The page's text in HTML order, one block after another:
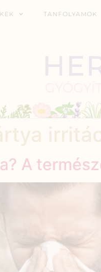
TANFOLYAMOK
A